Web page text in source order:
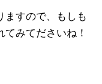
ますので、もしも
みてださいね！